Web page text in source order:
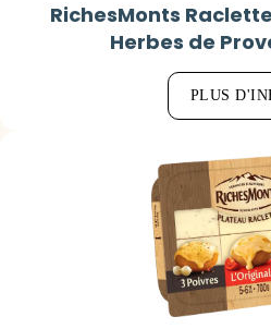
RichesMonts
Herbes de
PLUS